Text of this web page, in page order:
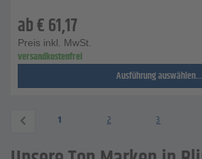
ab€61,17
Preis inkl. MwSt.
versandkostenfrei
Ausführung auswählen...
1 2 3